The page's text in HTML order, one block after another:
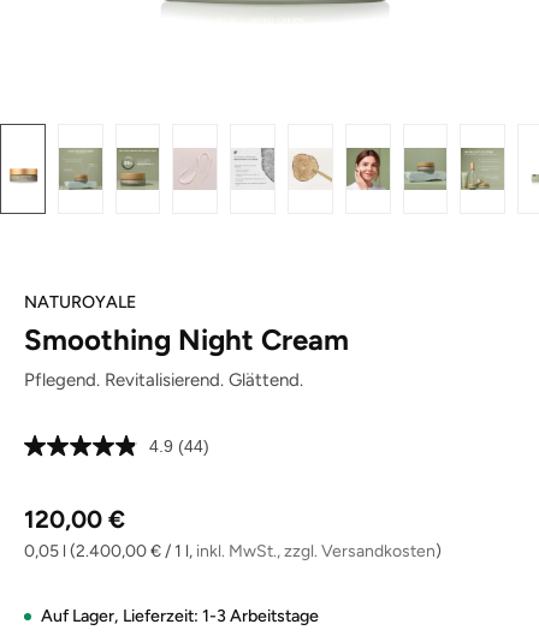
NATUROYALE
Smoothing Night Cream
Pflegend. Revitalisierend. Glättend.
4.9 44
derselben
(44)
Regulärer Preis:
120,00 €
0,05 l (2.400,00 € / 1 l, inkl. MwSt., zzgl. Versandkosten)
Auf Lager, Lieferzeit: 1-3 Arbeitstage